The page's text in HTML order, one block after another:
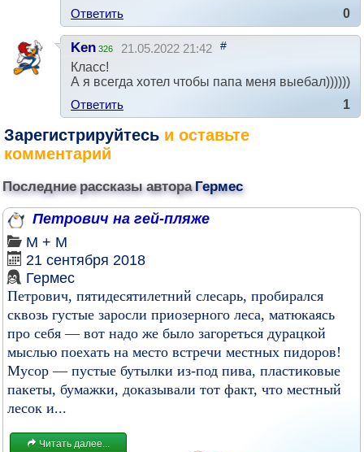
Ответить
0
Ken 326 21.05.2022 21:42 #
Класс!
А я всегда хотел чтобы папа меня выебал))))))
Ответить
1
Зарегистрируйтесь и оставьте
комментарий
Последние рассказы автораГермес
Петрович на гей-пляже
М + М
21 сентября 2018
Гермес
Петрович, пятидесятилетний слесарь, пробирался
сквозь густые заросли приозерного леса, матюкаясь
про себя — вот надо же было загореться дурацкой
мыслью поехать на место встречи местных пидоров!
Мусор — пустые бутылки из-под пива, пластиковые
пакеты, бумажки, доказывали тот факт, что местный
лесок и...
Читать далее...